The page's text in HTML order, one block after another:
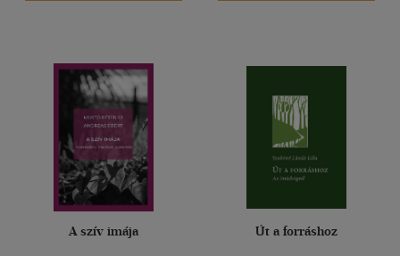
A szív imája Út a forráshoz